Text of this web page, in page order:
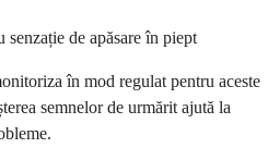
de apăsare în piept
în mod regulat pentru aceste
semnelor de urmărit ajută la